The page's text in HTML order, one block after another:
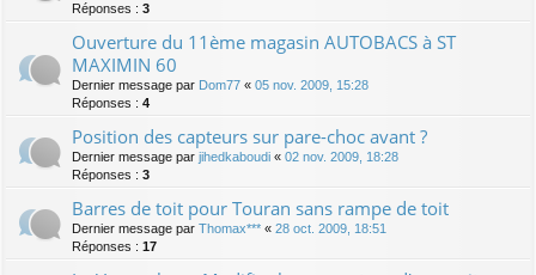
Réponses : 3
Ouverture du 11ème magasin AUTOBACS à ST
MAXIMIN 60
Dernier message par Dom77 « 05 nov. 2009, 15:28
Réponses : 4
Position des capteurs sur pare-choc avant ?
Dernier message par jihedkaboudi « 02 nov. 2009, 18:28
Réponses : 3
Barres de toit pour Touran sans rampe de toit
Dernier message par Thomax*** « 28 oct. 2009, 18:51
Réponses : 17